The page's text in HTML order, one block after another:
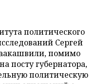
политического
Сергей
помимо
посту губернатора,
политическую